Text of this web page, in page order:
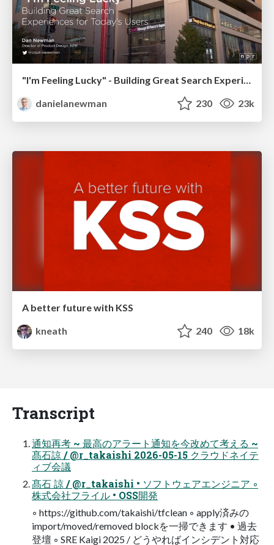
danielanewman
230 23k
A better future with KSS
kneath
240 18k
Transcript
通知再考 ~ 最高のアラート通知を今改めて考える ~
髙石諒 / @r_takaishi 2026-05-15 クラウドネイテ
ィブ会議
髙石 諒 / @r_takaishi • ソフトウェアエンジニア ◦
株式会社フライル • OSS開発
◦ https://github.com/takaishi/tfclean ◦ apply済みの
import/moved/removed blockを一掃できます • 過去
登壇 ◦ SRE Kaigi 2025 / どうやればインシデント対応